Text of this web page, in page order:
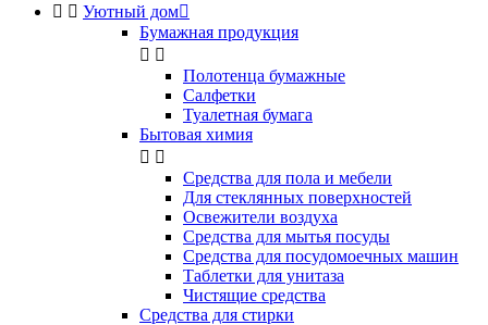
  Уютный дом
Бумажная продукция
 
Полотенца бумажные
Салфетки
Туалетная бумага
Бытовая химия
 
Cредства для пола и мебели
Для стеклянных поверхностей
Освежители воздуха
Средства для мытья посуды
Средства для посудомоечных машин
Таблетки для унитаза
Чистящие средства
Средства для стирки